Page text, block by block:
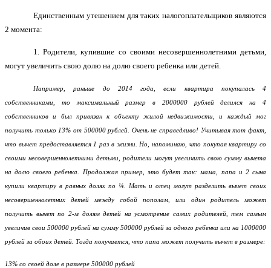
Единственным утешением для таких налогоплательщиков являются
2 момента:
1. Родители, купившие со своими несовершеннолетними детьми,
могут увеличить свою долю на долю своего ребенка или детей.
Например, раньше до 2014 года, если квартира покупалась 4
собственниками, то максимальный размер в 2000000 рублей делился на 4
собственников и был привязан к объекту жилой недвижимости, и каждый мог
получить только 13% от 500000 рублей. Очень не справедливо! Учитывая тот факт,
что вычет предоставляется 1 раз в жизни. Но, напоминаю, что покупая квартиру со
своими несовершеннолетними детьми, родители могут увеличить свою сумму вычета
на долю своего ребенка. Продолжая пример, это будет так: мама, папа и 2 сына
купили квартиру в равных долях по ¼. Мать и отец могут разделить вычет своих
несовершеннолетних детей между собой пополам, или один родитель может
получить вычет по 2-м долям детей на усмотрение самих родителей, тем самым
увеличив свои 500000 рублей на сумму 500000 рублей за одного ребенка или на 1000000
рублей за обоих детей. Тогда получается, что папа может получить вычет в размере:
13% со своей доле в размере 500000 рублей